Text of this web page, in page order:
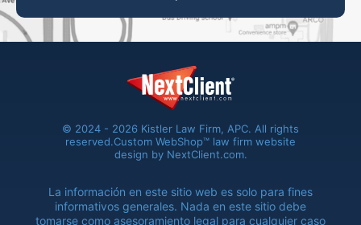
© 2024 - 2026 Kistler Law Firm, APC. All rights
reserved.Custom WebShop™ law firm website
design by NextClient.com.
La información en este sitio web es solo para fines
informativos generales. Nada en este sitio debe
tomarse como asesoramiento legal para cualquier caso